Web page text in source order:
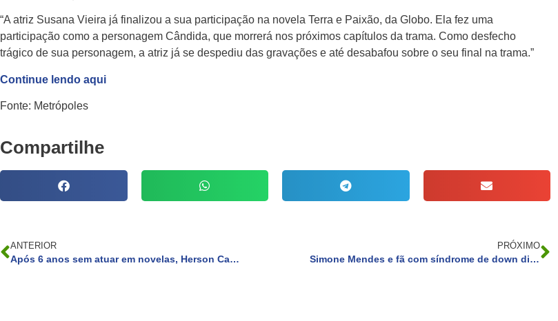
“A atriz Susana Vieira já finalizou a sua participação na novela Terra e Paixão, da Globo. Ela fez uma
participação como a personagem Cândida, que morrerá nos próximos capítulos da trama. Como desfecho
trágico de sua personagem, a atriz já se despediu das gravações e até desabafou sobre o seu final na trama.”
Continue lendo aqui
Fonte: Metrópoles
Compartilhe
ANTERIOR
Após 6 anos sem atuar em novelas, Herson Capri ganha papel na HBO Max
PRÓXIMO
Simone Mendes e fã com síndrome de down dividem palco no PR. Vídeo